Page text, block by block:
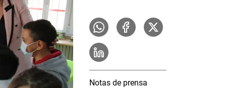
Notas de prensa